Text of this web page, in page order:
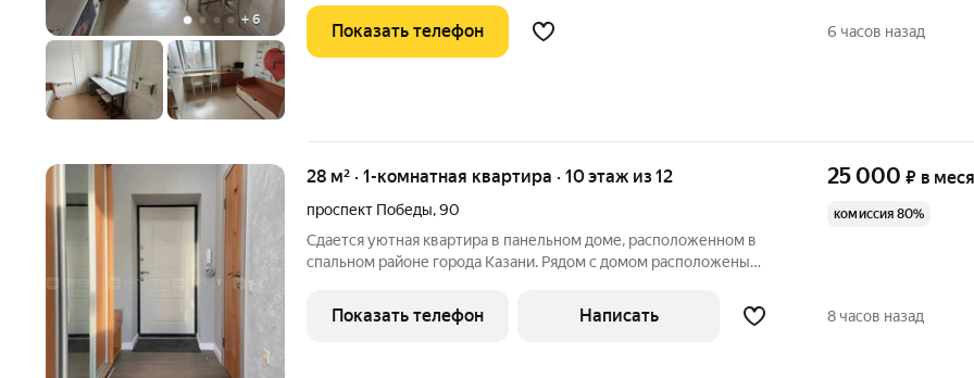
+ 6
Показать телефон 6 часов назад
28 м² · 1-комнатная квартира · 10 этаж из 12
проспект Победы,90
Сдается уютная квартира в панельном доме, расположенном в
спальном районе города Казани. Рядом с домом расположены
центры, магазины, аптека, остановка общественного транспорта.
Квартира сдается
25 000 ₽ в
комиссия 80%
Показать телефон Написать 8 часов назад